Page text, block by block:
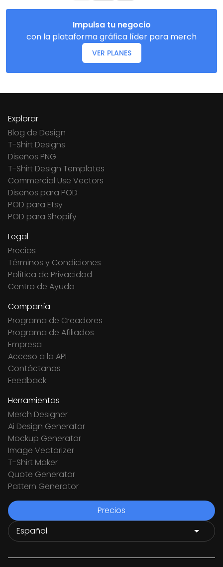
Impulsa tu negocio
con la plataforma gráfica líder para merch
VER PLANES
Explorar
Blog de Design
T-Shirt Designs
Diseños PNG
T-Shirt Design Templates
Commercial Use Vectors
Diseños para POD
POD para Etsy
POD para Shopify
Legal
Precios
Términos y Condiciones
Política de Privacidad
Centro de Ayuda
Compañía
Programa de Creadores
Programa de Afiliados
Empresa
Acceso a la API
Contáctanos
Feedback
Herramientas
Merch Designer
Ai Design Generator
Mockup Generator
Image Vectorizer
T-Shirt Maker
Quote Generator
Pattern Generator
Precios